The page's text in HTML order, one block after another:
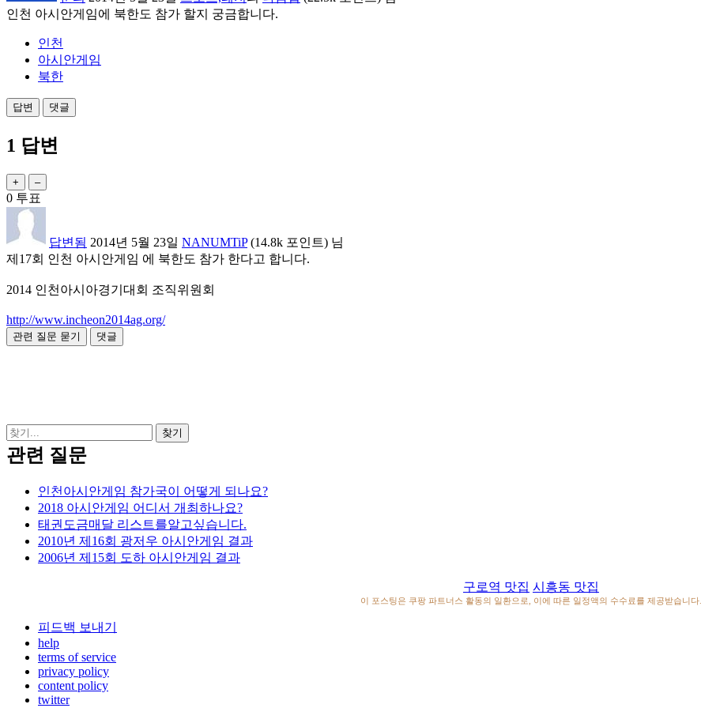
인천 아시안게임에 북한도 참가 할지 궁금합니다.
인천
아시안게임
북한
1 답변
0 투표
답변됨 2014년 5월 23일 NANUMTiP (14.8k 포인트) 님
제17회 인천 아시안게임 에 북한도 참가 한다고 합니다.
2014 인천아시아경기대회 조직위원회
http://www.incheon2014ag.org/
관련 질문
인천아시안게임 참가국이 어떻게 되나요?
2018 아시안게임 어디서 개최하나요?
태권도금매달 리스트를알고싶습니다.
2010년 제16회 광저우 아시안게임 결과
2006년 제15회 도하 아시안게임 결과
구로역 맛집 시흥동 맛집
이 포스팅은 쿠팡 파트너스 활동의 일환으로, 이에 따른 일정액의 수수료를 제공받습니다.
피드백 보내기
help
terms of service
privacy policy
content policy
twitter